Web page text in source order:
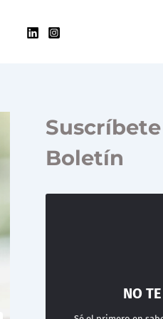
Boletín
NO